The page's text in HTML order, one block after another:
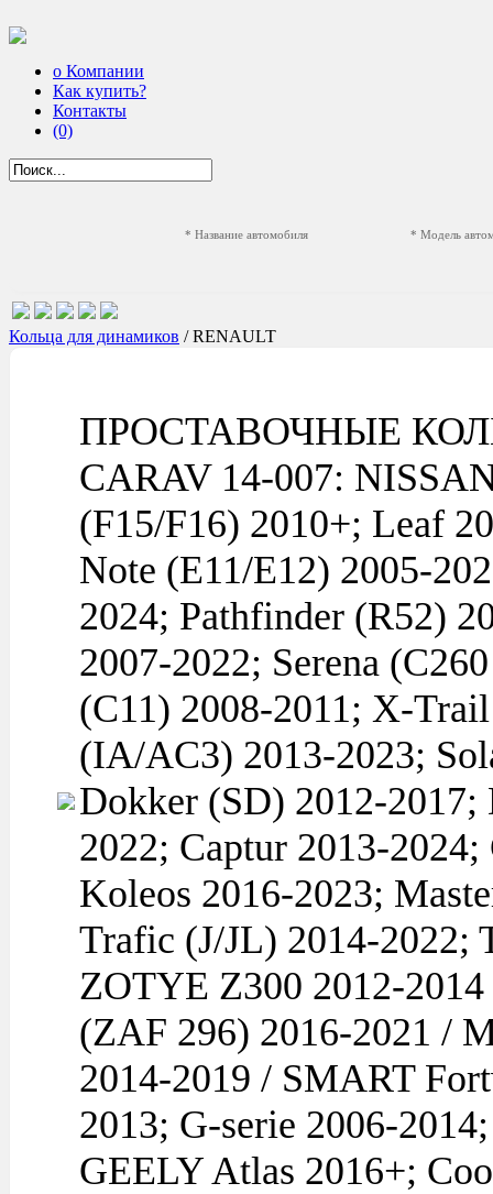
о Компании
Как купить?
Контакты
(0)
* Название автомобиля * Модель
Кольца для динамиков / RENAULT
ПРОСТАВОЧНЫЕ
CARAV 14-007:
(F15/F16) 2010+; Leaf
Note (E11/E12) 2005-
2024; Pathfinder (R52)
2007-2022; Serena
(C11) 2008-2011; X-
(IA/AC3) 2013-2023;
Dokker (SD) 2012-2017;
2022; Captur 2013-
Koleos 2016-2023;
Trafic (J/JL) 2014-2022;
ZOTYE Z300 2012-
(ZAF 296) 2016-2021 /
2014-2019 / SMART
2013; G-serie 2006-
GEELY Atlas 2016+;